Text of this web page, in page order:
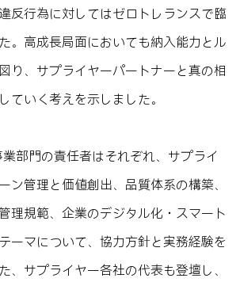
反行為に対してはゼロトレランスで臨
。高成長局面においても納入能力とル
り、サプライヤーパートナーと真の相
ていく考えを示しました。
業部門の責任者はそれぞれ、サプライ
ン管理と価値創出、品質体系の構築、
理規範、企業のデジタル化・スマート
ーマについて、協力方針と実務経験を
、サプライヤー各社の代表も登壇し、